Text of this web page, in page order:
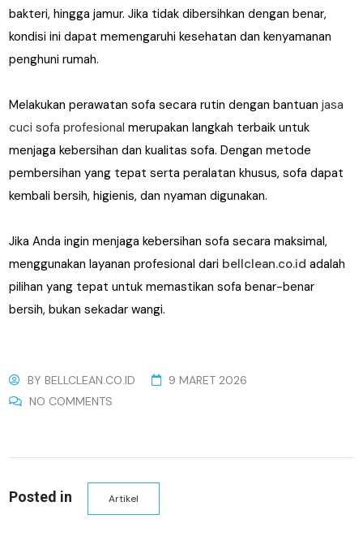
bakteri, hingga jamur. Jika tidak dibersihkan dengan benar,
kondisi ini dapat memengaruhi kesehatan dan kenyamanan
penghuni rumah.
Melakukan perawatan sofa secara rutin dengan bantuanjasa
cuci sofa profesional merupakan langkah terbaik untuk
menjaga kebersihan dan kualitas sofa. Dengan metode
pembersihan yang tepat serta peralatan khusus, sofa dapat
kembali bersih, higienis, dan nyaman digunakan.
Jika Anda ingin menjaga kebersihan sofa secara maksimal,
menggunakan layanan profesional dari bellclean.co.id adalah
pilihan yang tepat untuk memastikan sofa benar-benar
bersih, bukan sekadar wangi.
BYBELLCLEAN.CO.ID
9 MARET 2026
NO COMMENTS
Posted in Artikel